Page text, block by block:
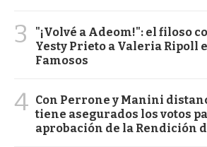
3
"¡Volvé a Adeom!": el filoso
Yesty Prieto a Valeria Ripoll
Famosos
4 Con Perrone y Manini
tiene asegurados los votos
aprobación de la Rendición